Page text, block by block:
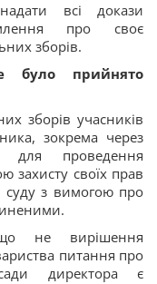
всі докази
про своє
зборів.
прийнято
зборів учасників
зокрема через
для проведення
захисту своїх прав
суду з вимогою про
не вирішення
питання про
директора є